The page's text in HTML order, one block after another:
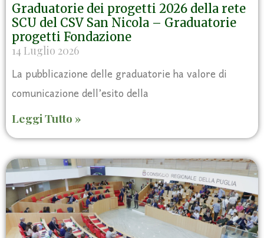
Graduatorie dei progetti 2026 della rete
SCU del CSV San Nicola – Graduatorie
progetti Fondazione
14 Luglio 2026
La pubblicazione delle graduatorie ha valore di
comunicazione dell’esito della
Leggi Tutto »